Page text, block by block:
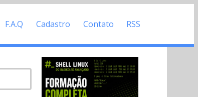
F.A.Q Cadastro Contato RSS